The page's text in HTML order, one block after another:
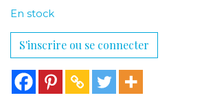
En stock
S'inscrire ou se connecter